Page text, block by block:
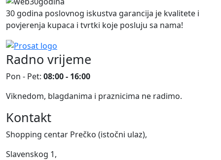
30 godina poslovnog iskustva garancija je kvalitete i
povjerenja kupaca i tvrtki koje posluju sa nama!
Radno vrijeme
Pon - Pet: 08:00 - 16:00
Viknedom, blagdanima i praznicima ne radimo.
Kontakt
Shopping centar Prečko (istočni ulaz),
Slavenskog 1,